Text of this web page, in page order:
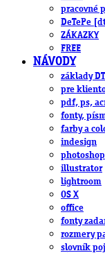
pracovné
DeTePe
ZÁKAZKY
FREE
NÁVODY
základy
pre
pdf, ps,
fonty,
farby a
indesign
photoshop
illustrator
lightroom
OS X
office
fonty
rozmery
slovník